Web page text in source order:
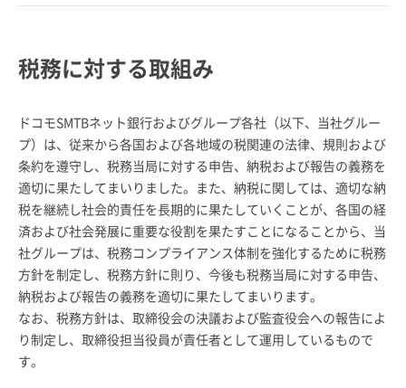
ニュース
採用情報
検索
お客さまサイト
税務に対する取組み
ドコモSMTBネット銀行およびグループ各社（以下、当社グルー
プ）は、従来から各国および各地域の税関連の法律、規則および
条約を遵守し、税務当局に対する申告、納税および報告の義務を
適切に果たしてまいりました。また、納税に関しては、適切な納
税を継続し社会的責任を長期的に果たしていくことが、各国の経
済および社会発展に重要な役割を果たすことになることから、当
社グループは、税務コンプライアンス体制を強化するために税務
方針を制定し、税務方針に則り、今後も税務当局に対する申告、
納税および報告の義務を適切に果たしてまいります。
なお、税務方針は、取締役会の決議および監査役会への報告によ
り制定し、取締役担当役員が責任者として運用しているもので
す。